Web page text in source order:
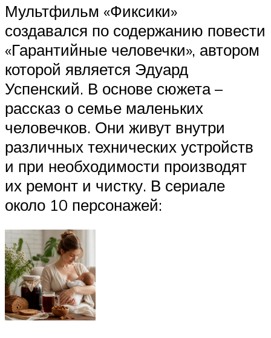
Мультфильм «Фиксики»
создавался по содержанию повести
«Гарантийные человечки», автором
которой является Эдуард
Успенский. В основе сюжета –
рассказ о семье маленьких
человечков. Они живут внутри
различных технических устройств
и при необходимости производят
их ремонт и чистку. В сериале
около 10 персонажей: